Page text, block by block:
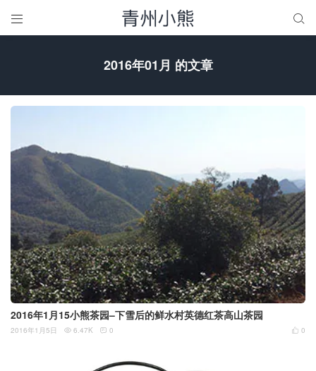
 
2016年01月 的文章
2016年1月15小熊茶园–下雪后的鲜水村英德红茶高山茶园
 0
2016年1月5日  6.47K  0